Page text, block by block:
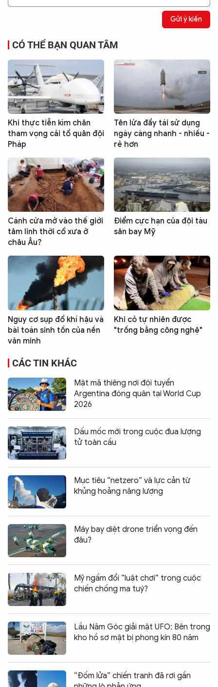
Gửi ý kiến
CÓ THỂ BẠN QUAN TÂM
Khi thực tiễn kìm chân
tham vọng cải tổ quân đội
Pháp
Tên lửa đẩy tái sử dụng
ngày càng nhanh - nhiều -
rẻ hơn
Cánh cửa mở vào thế giới
tâm linh thời cổ xưa ở
châu Âu?
Điểm cực hạn của đội tàu
sân bay Mỹ
Nguy cơ sụp đổ khí hậu và
bài toán sinh tồn của nền
văn minh
Khi cỏ tự nhiên được
"trồng bằng công nghệ"
CÁC TIN KHÁC
Mật mã thiêng nơi đội tuyển
Argentina đóng quân tại World Cup
2026
Dấu mốc mới trong cuộc đua lượng
tử toàn cầu
Mục tiêu “netzero” và lực cản từ
khủng hoảng năng lượng
Máy bay diệt drone triển vọng đến
đâu?
Mỹ ngầm đổi “luật chơi” trong cuộc
chiến chống ma tuý?
Lầu Năm Góc giải mật UFO: Bên trong
kho hồ sơ mật bị phong kín 80 năm
“Đốm lửa” chiến tranh đã rơi gần